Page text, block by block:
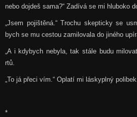
nebo dojdeš sama?“ Zadívá se mi hluboko
„Jsem pojištěná.“ Trochu skepticky se
bych se mu cestou zamilovala do jiného
„A i kdybych nebyla, tak stále budu
rtů.
„To já přeci vím.“ Oplatí mi láskyplný
*